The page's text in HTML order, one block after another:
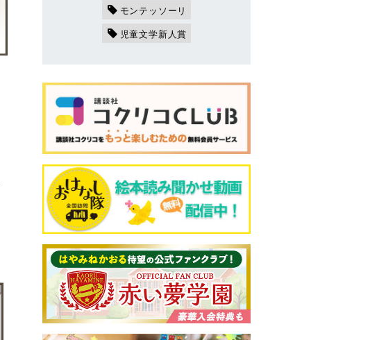
モンテッソーリ
児童文学新人賞